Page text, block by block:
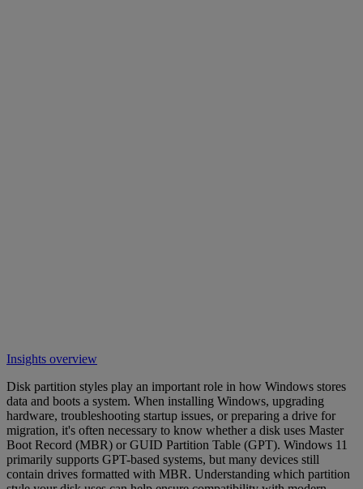
Insights overview
Disk partition styles play an important role in how Windows stores
data and boots a system. When installing Windows, upgrading
hardware, troubleshooting startup issues, or preparing a drive for
migration, it's often necessary to know whether a disk uses Master
Boot Record (MBR) or GUID Partition Table (GPT). Windows 11
primarily supports GPT-based systems, but many devices still
contain drives formatted with MBR. Understanding which partition